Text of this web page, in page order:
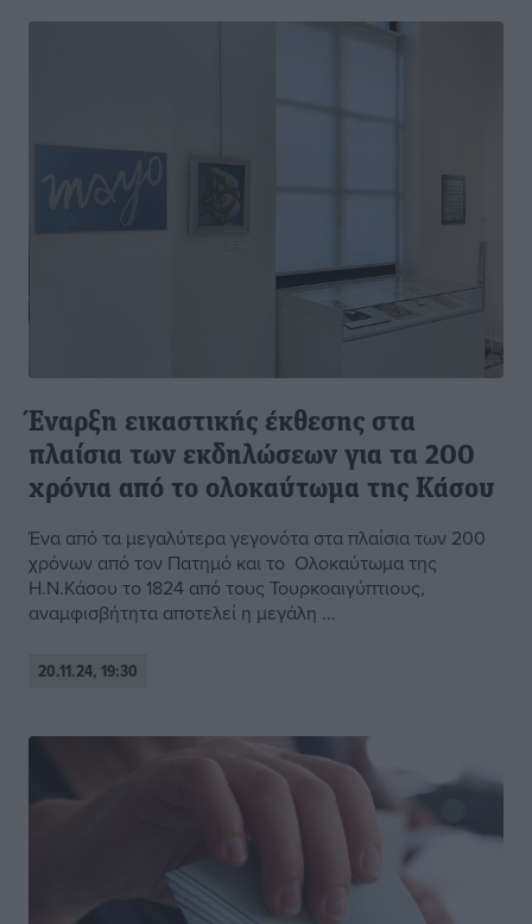
Έναρξη εικαστικής έκθεσης στα
πλαίσια των εκδηλώσεων για τα 200
χρόνια από το ολοκαύτωμα της Κάσου
Ένα από τα μεγαλύτερα γεγονότα στα πλαίσια των 200
χρόνων από τον Πατημό και το Ολοκαύτωμα της
Η.Ν.Κάσου το 1824 από τους Τουρκοαιγύπτιους,
αναμφισβήτητα αποτελεί η μεγάλη ...
20.11.24, 19:30